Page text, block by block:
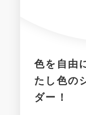
色を自由
たし色の
ダー！